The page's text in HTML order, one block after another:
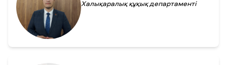
Халықаралық құқық департаменті